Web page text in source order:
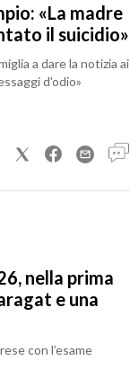
«La madre
il suicidio»
a dare la notizia ai
d'odio»
nella prima
e una
con l’esame